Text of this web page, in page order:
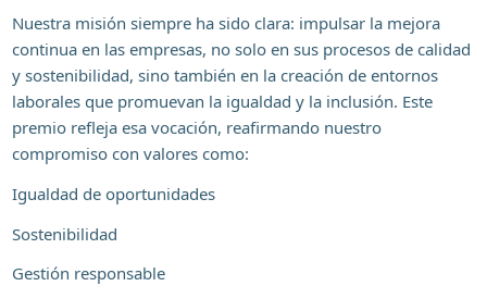
Nuestra misión siempre ha sido clara: impulsar la mejora
continua en las empresas, no solo en sus procesos de calidad
y sostenibilidad, sino también en la creación de entornos
laborales que promuevan la igualdad y la inclusión. Este
premio refleja esa vocación, reafirmando nuestro
compromiso con valores como:
Igualdad de oportunidades
Sostenibilidad
Gestión responsable